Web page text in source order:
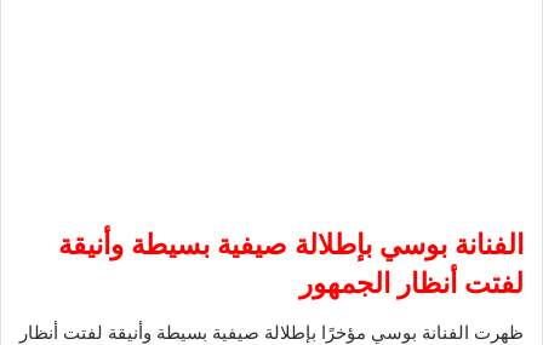
الفنانة بوسي بإطلالة صيفية بسيطة وأنيقة
لفتت أنظار الجمهور
ظهرت الفنانة بوسي مؤخرًا بإطلالة صيفية بسيطة وأنيقة لفتت أنظار